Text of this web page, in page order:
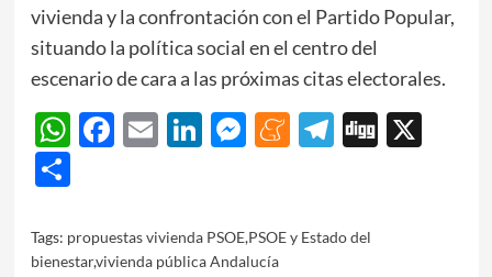
vivienda y la confrontación con el Partido Popular,
situando la política social en el centro del
escenario de cara a las próximas citas electorales.
WhatsApp
Facebook
EmailLinkedIn
Messenger
Meneame
Telegram
Digg
X
Share
Tags: propuestas vivienda PSOE,PSOE y Estado del
bienestar,vivienda pública Andalucía